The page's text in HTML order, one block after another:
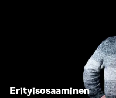
Erityisosaaminen